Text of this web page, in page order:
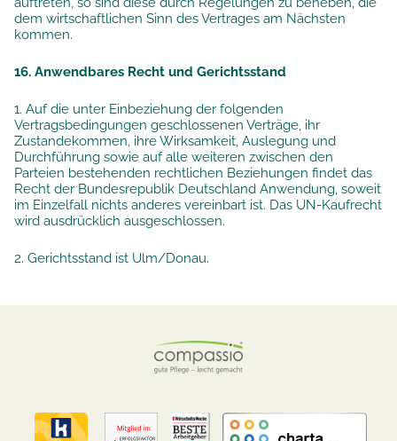
dem wirtschaftlichen Sinn des Vertrages am Nächsten
kommen.
16. Anwendbares Recht und Gerichtsstand
1. Auf die unter Einbeziehung der folgenden
Vertragsbedingungen geschlossenen Verträge, ihr
Zustandekommen, ihre Wirksamkeit, Auslegung und
Durchführung sowie auf alle weiteren zwischen den
Parteien bestehenden rechtlichen Beziehungen findet das
Recht der Bundesrepublik Deutschland Anwendung, soweit
im Einzelfall nichts anderes vereinbart ist. Das UN-Kaufrecht
wird ausdrücklich ausgeschlossen.
2. Gerichtsstand ist Ulm/Donau.